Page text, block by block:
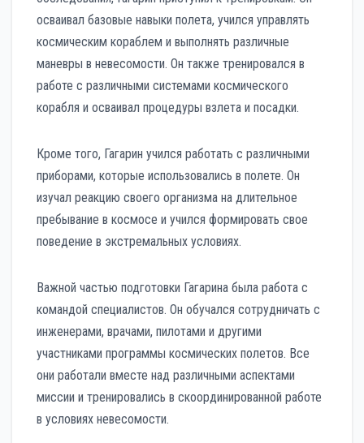
осваивал базовые навыки полета, учился управлять
космическим кораблем и выполнять различные
маневры в невесомости. Он также тренировался в
работе с различными системами космического
корабля и осваивал процедуры взлета и посадки.
Кроме того, Гагарин учился работать с различными
приборами, которые использовались в полете. Он
изучал реакцию своего организма на длительное
пребывание в космосе и учился формировать свое
поведение в экстремальных условиях.
Важной частью подготовки Гагарина была работа с
командой специалистов. Он обучался сотрудничать с
инженерами, врачами, пилотами и другими
участниками программы космических полетов. Все
они работали вместе над различными аспектами
миссии и тренировались в скоординированной работе
в условиях невесомости.